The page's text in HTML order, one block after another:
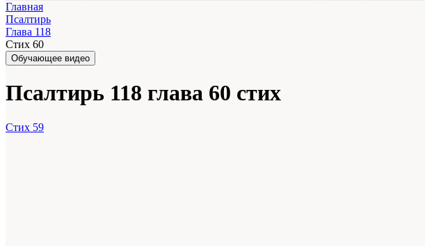
Главная
Псалтирь
Глава 118
Стих 60
Обучающее видео
Псалтирь 118 глава 60 стих
Стих 59